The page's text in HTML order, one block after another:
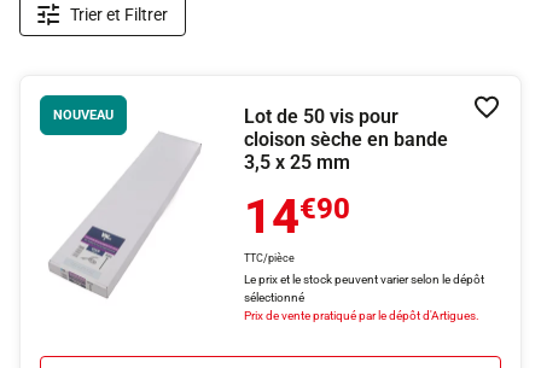
Trier et Filtrer
NOUVEAU
Lot de 50 vis pour
cloison sèche en bande
3,5 x 25 mm
14€90
TTC/pièce
Le prix et le stock peuvent varier selon le dépôt
sélectionné
Prix de vente pratiqué par le dépôt d'Artigues.